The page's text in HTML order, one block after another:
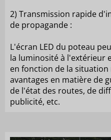
2) Transmission rapide
de propagande :
L'écran LED du poteau
la luminosité à l'extérieur
en fonction de la
avantages en matière de
de l'état des routes, de
publicité, etc.